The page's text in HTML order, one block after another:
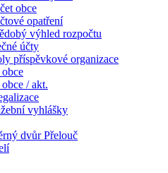
obce
opatření
výhled rozpočtu
účty
příspěvkové organizace
/ akt.
vyhlášky
dvůr Přelouč